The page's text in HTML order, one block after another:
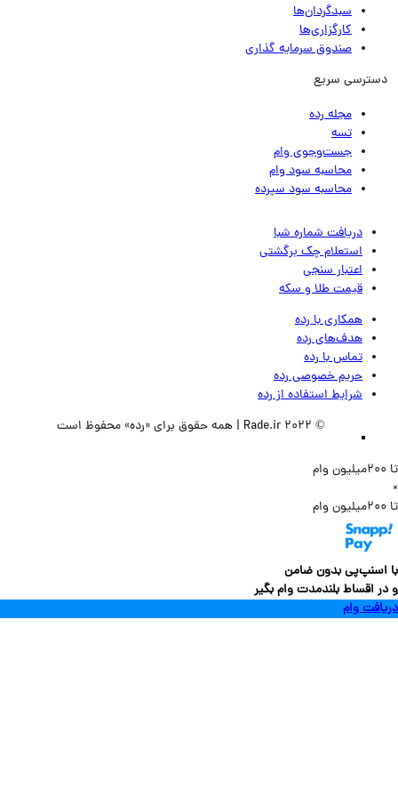
سبدگردان‌ها
کارگزاری‌ها
صندوق سرمایه گذاری
سریع
مجله رده
تسه
جست‌وجوی وام
محاسبه سود وام
محاسبه سود سپرده
دریافت شماره شبا
استعلام چک برگشتی
اعتبار سنجی
قیمت طلا و سکه
همکاری با رده
هدف‌های رده
تماس‌ با‌ رده
حریم خصوصی رده
شرایط استفاده از رده
بدون ضامن
بلندمدت وام بگیر
وام